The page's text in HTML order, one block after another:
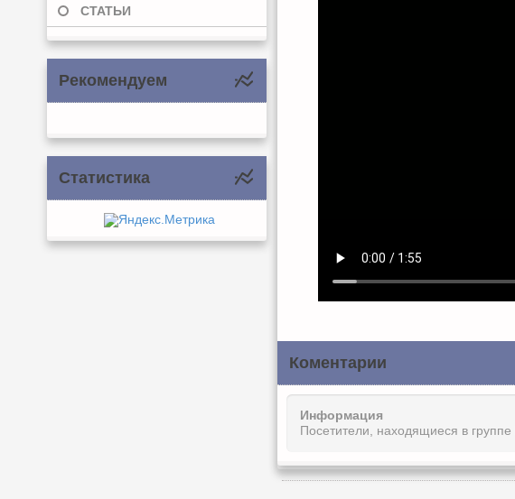
СТАТЬИ
Рекомендуем
Статистика
Коментарии
Информация
Посетители, находящиеся в группе